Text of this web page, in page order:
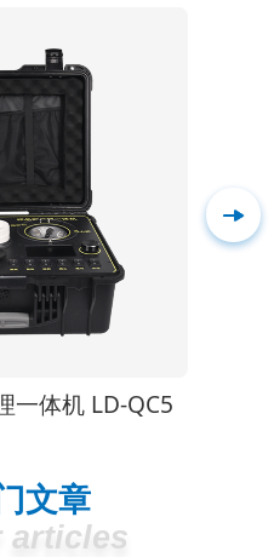
一体机 LD-QC5
文章
articles